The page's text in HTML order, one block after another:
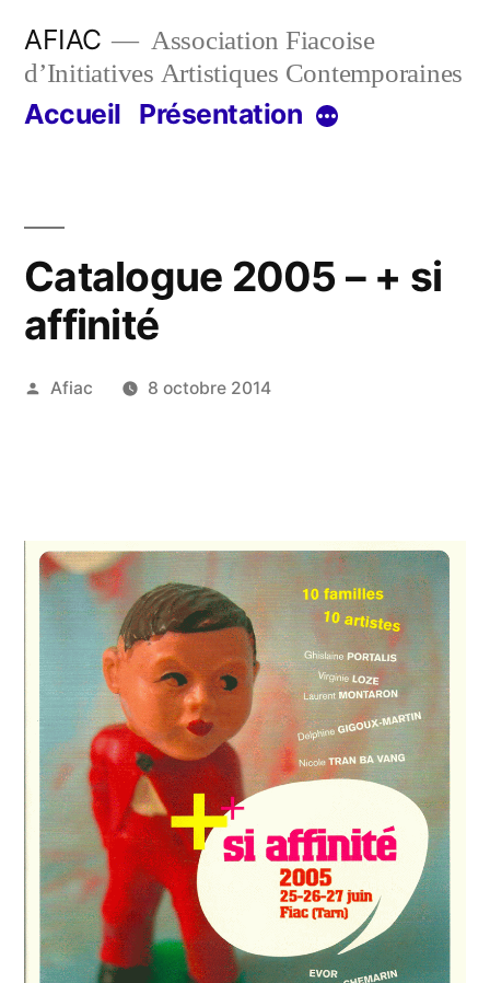
contenu
AFIAC
Association Fiacoise
d’Initiatives Artistiques Contemporaines
Accueil Présentation Plus
Catalogue 2005 – + si
affinité
Publié
Afiac 8 octobre 2014